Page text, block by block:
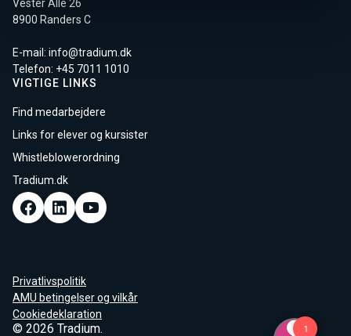
Vester Allé 26
8900 Randers C
E-mail: info@tradium.dk
Telefon: +45 7011 1010
VIGTIGE LINKS
Find medarbejdere
Links for elever og kursister
Whistleblowerordning
Tradium.dk
© 2026 Tradium.
Privatlivspolitik
AMU betingelser og vilkår
Cookiedeklaration